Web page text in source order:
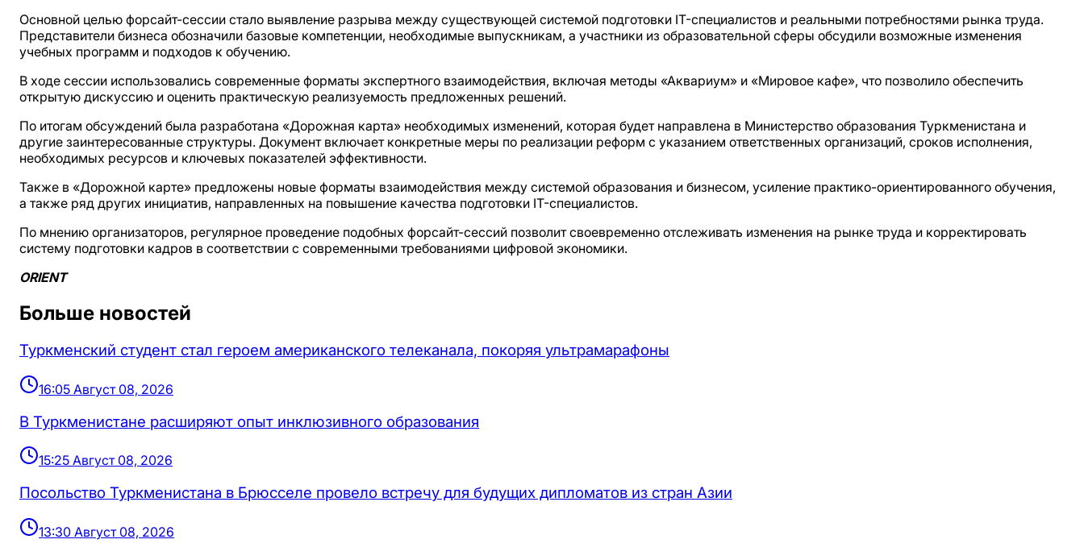
Основной целью форсайт-сессии стало выявление разрыва между существующей системой подготовки IT-специалистов и реальными потребностями рынка труда.
Представители бизнеса обозначили базовые компетенции, необходимые выпускникам, а участники из образовательной сферы обсудили возможные изменения
учебных программ и подходов к обучению.
В ходе сессии использовались современные форматы экспертного взаимодействия, включая методы «Аквариум» и «Мировое кафе», что позволило обеспечить
открытую дискуссию и оценить практическую реализуемость предложенных решений.
По итогам обсуждений была разработана «Дорожная карта» необходимых изменений, которая будет направлена в Министерство образования Туркменистана и
другие заинтересованные структуры. Документ включает конкретные меры по реализации реформ с указанием ответственных организаций, сроков исполнения,
необходимых ресурсов и ключевых показателей эффективности.
Также в «Дорожной карте» предложены новые форматы взаимодействия между системой образования и бизнесом, усиление практико-ориентированного обучения,
а также ряд других инициатив, направленных на повышение качества подготовки IT-специалистов.
По мнению организаторов, регулярное проведение подобных форсайт-сессий позволит своевременно отслеживать изменения на рынке труда и корректировать
систему подготовки кадров в соответствии с современными требованиями цифровой экономики.
ORIENT
Больше новостей
Туркменский студент стал героем американского телеканала, покоряя ультрамарафоны
16:05 Август 08, 2026
В Туркменистане расширяют опыт инклюзивного образования
15:25 Август 08, 2026
Посольство Туркменистана в Брюсселе провело встречу для будущих дипломатов из стран Азии
13:30 Август 08, 2026